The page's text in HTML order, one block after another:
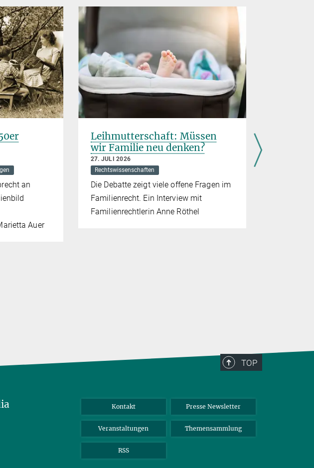
an
Auer
Leihmutterschaft: Müssen
wir Familie neu denken?
27. JULI 2026
Rechtswissenschaften
Die Debatte zeigt viele offene Fragen im
Familienrecht. Ein Interview mit
Familienrechtlerin Anne Röthel
TOP
Kontakt Presse Newsletter
Veranstaltungen Themensammlung
RSS